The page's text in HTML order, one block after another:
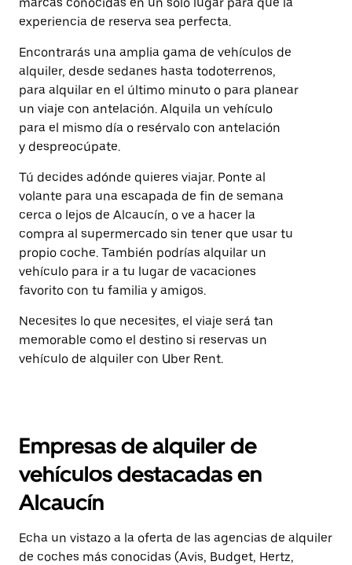
experiencia de reserva sea perfecta.
Encontrarás una amplia gama de vehículos de
alquiler, desde sedanes hasta todoterrenos,
para alquilar en el último minuto o para planear
un viaje con antelación. Alquila un vehículo
para el mismo día o resérvalo con antelación
y despreocúpate.
Tú decides adónde quieres viajar. Ponte al
volante para una escapada de fin de semana
cerca o lejos de Alcaucín, o ve a hacer la
compra al supermercado sin tener que usar tu
propio coche. También podrías alquilar un
vehículo para ir a tu lugar de vacaciones
favorito con tu familia y amigos.
Necesites lo que necesites, el viaje será tan
memorable como el destino si reservas un
vehículo de alquiler con Uber Rent.
Empresas de alquiler de
vehículos destacadas en
Alcaucín
Echa un vistazo a la oferta de las agencias de alquiler
de coches más conocidas (Avis, Budget, Hertz,